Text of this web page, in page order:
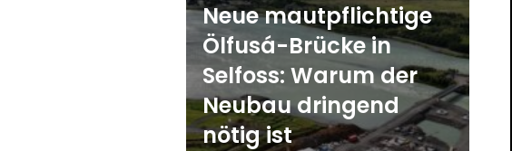
Neue mautpflichtige
Ölfusá-Brücke in
Selfoss: Warum der
Neubau dringend
nötig ist